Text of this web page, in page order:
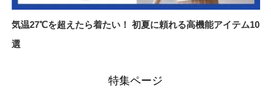
気温27℃を超えたら着たい！ 初夏に頼れる高機能アイテム10
選
特集ページ